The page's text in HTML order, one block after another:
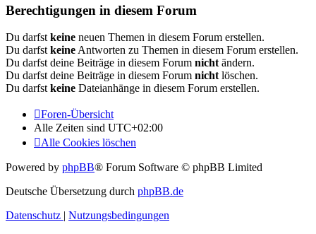
Berechtigungen in diesem Forum
Du darfst keine neuen Themen in diesem Forum erstellen.
Du darfst keine Antworten zu Themen in diesem Forum erstellen.
Du darfst deine Beiträge in diesem Forum nicht ändern.
Du darfst deine Beiträge in diesem Forum nicht löschen.
Du darfst keine Dateianhänge in diesem Forum erstellen.
Foren-Übersicht
Alle Zeiten sind UTC+02:00
Alle Cookies löschen
Powered by phpBB® Forum Software © phpBB Limited
Deutsche Übersetzung durch phpBB.de
Datenschutz | Nutzungsbedingungen